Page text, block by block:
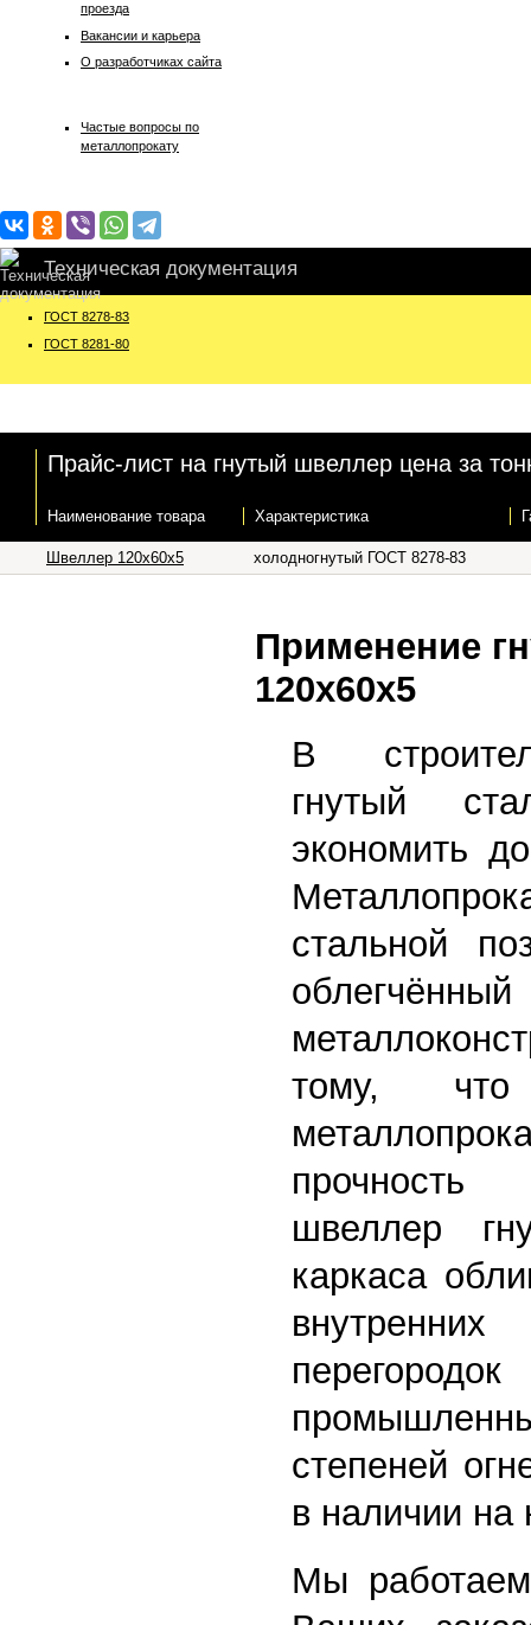
проезда
Вакансии и карьера
О разработчиках сайта
Частые вопросы по
металлопрокату
Техническая документация
ГОСТ 8278-83
ГОСТ 8281-80
Прайс-лист на гнутый швеллер цена за
Наименование товара Характеристика
Швеллер 120х60х5 холодногнутый ГОСТ 8278-83
Применение
120х60х5
В
гнутый
экономить
стальной
облегчённый
тому,
прочность
швеллер
каркаса
внутренних
степеней
в наличии на
Мы